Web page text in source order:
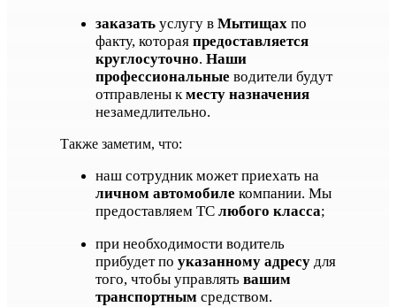
заказатьуслугу в Мытищах по
факту, которая предоставляется
круглосуточно. Наши
профессиональныеводители будут
отправлены к месту назначения
незамедлительно.
Также заметим, что:
наш сотрудник может приехать на
личном автомобиле компании. Мы
предоставляем ТС любого класса;
при необходимости водитель
прибудет по указанному адресудля
того, чтобы управлять вашим
транспортным средством.